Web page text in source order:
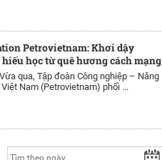
Petrovietnam: Khơi dậy
học từ quê hương cách mạng
Vừa qua, Tập đoàn Công nghiệp – Năng
Nam (Petrovietnam) phối ...